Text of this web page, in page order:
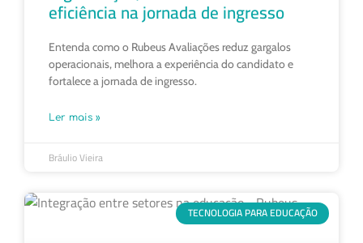
eficiência na jornada de ingresso
Entenda como o Rubeus Avaliações reduz gargalos
operacionais, melhora a experiência do candidato e
fortalece a jornada de ingresso.
Ler mais »
Bráulio Vieira
TECNOLOGIA PARA EDUCAÇÃO